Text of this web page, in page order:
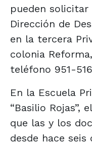
pueden
Dirección de
en la tercera
colonia
teléfono 951-
En la Escuela
“Basilio Rojas”,
que las y los
desde hace seis